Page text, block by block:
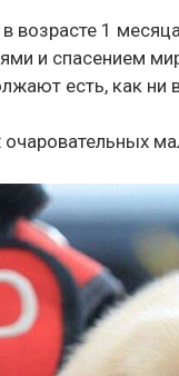
возрасте 1
и спасением
есть, как ни